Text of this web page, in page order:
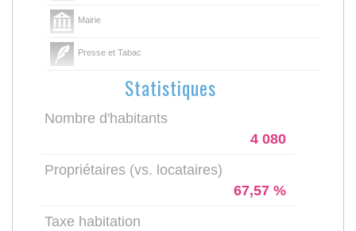
Mairie
Presse et Tabac
Statistiques
Nombre d'habitants
4 080
Propriétaires (vs. locataires)
67,57 %
Taxe habitation